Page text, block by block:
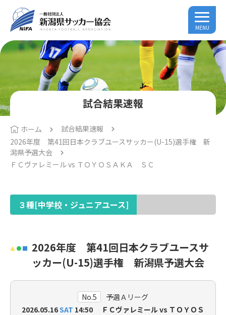
MENU
試合結果速報
ホーム
試合結果速報
2026年度 第41回日本クラブユースサッカー(U-15)選手権 新
潟県予選大会
ＦＣヴァレミール vs ＴＯＹＯＳＡＫＡ ＳＣ
３種[中学校・ジュニアユース]
2026年度 第41回日本クラブユースサ
ッカー(U-15)選手権 新潟県予選大会
No.5
予選Ａリーグ
2026.05.16SAT 14:50 ＦＣヴァレミール vs ＴＯＹＯＳ